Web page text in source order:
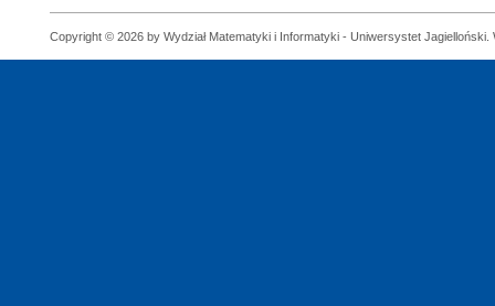
Copyright © 2026 by Wydział Matematyki i Informatyki - Uniwersystet